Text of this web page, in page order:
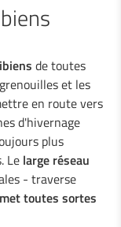
de toutes
et les
en route vers
d'hivernage
plus
Le large réseau
- traverse
met toutes sortes